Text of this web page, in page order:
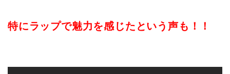
特にラップで魅力を感じたという声も！！